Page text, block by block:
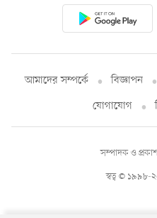
আমাদের সম্পর্কে বিজ্ঞাপন
যোগাযোগ
স্বত্ব ©
সম্পাদক ও